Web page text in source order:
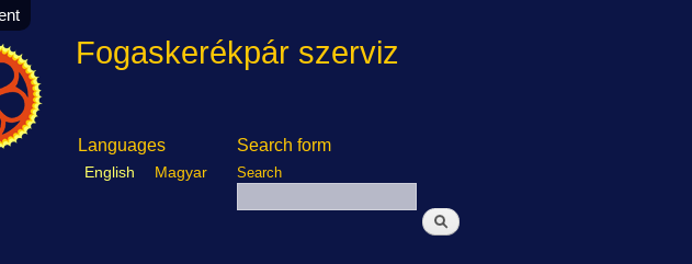
Fogaskerékpár szerviz
Languages
English Magyar
Search form
Search